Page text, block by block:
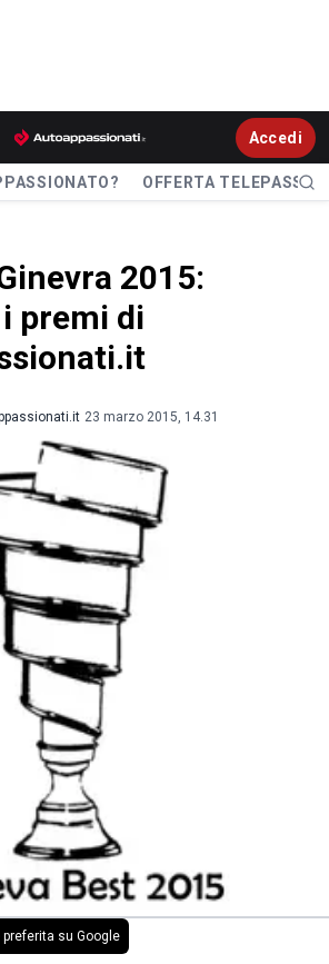
Accedi
OFFERTA TELEPASS
2015:
premi di
23 marzo 2015, 14.31
su Google